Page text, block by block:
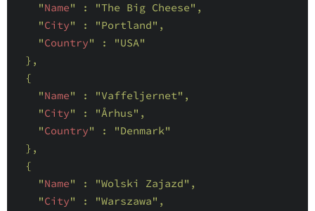
"Name" : "The Big Cheese" ,
"City" : "Portland" ,
"Country" :
"USA"
},
{
"Name" : "Vaffeljernet" ,
"City" : "Århus" ,
"Country" :
"Denmark"
},
{
"Name" : "Wolski Zajazd" ,
"City" : "Warszawa" ,